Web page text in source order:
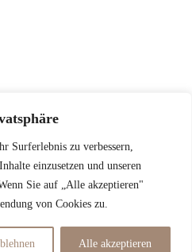
Surferlebnis zu verbessern,
einzusetzen und unseren
Sie auf „Alle akzeptieren"
von Cookies zu.
Alle akzeptieren